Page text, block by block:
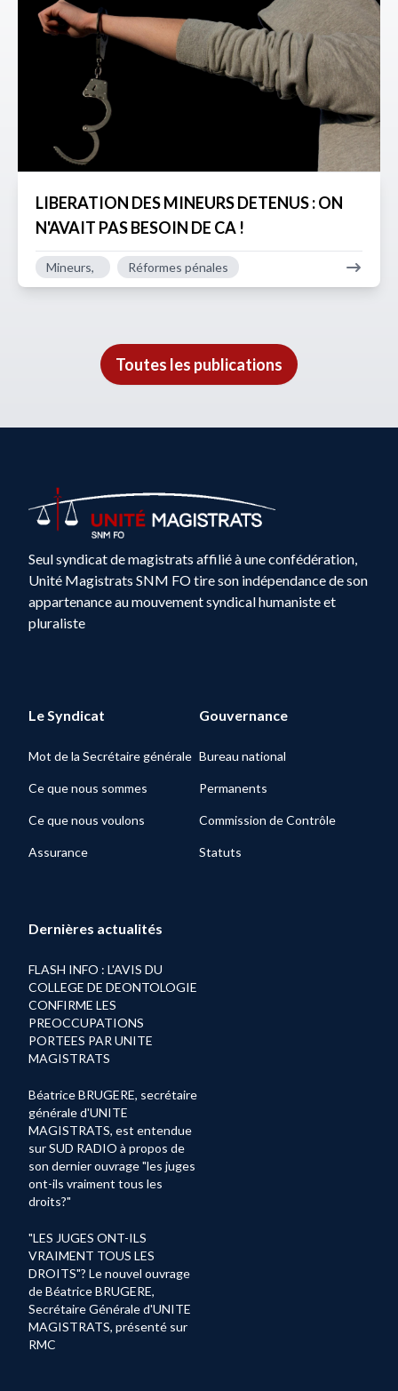
LIBERATION DES MINEURS DETENUS : ON
N'AVAIT PAS BESOIN DE CA !
Mineurs, Réformes pénales
Toutes les publications
Seul syndicat de magistrats affilié à une confédération,
Unité Magistrats SNM FO tire son indépendance de son
appartenance au mouvement syndical humaniste et
pluraliste
Le Syndicat
Mot de la Secrétaire générale
Ce que nous sommes
Ce que nous voulons
Assurance
Gouvernance
Bureau national
Permanents
Commission de Contrôle
Statuts
Dernières actualités
FLASH INFO : L'AVIS DU
COLLEGE DE DEONTOLOGIE
CONFIRME LES
PREOCCUPATIONS
PORTEES PAR UNITE
MAGISTRATS
Béatrice BRUGERE, secrétaire
générale d'UNITE
MAGISTRATS, est entendue
sur SUD RADIO à propos de
son dernier ouvrage "les juges
ont-ils vraiment tous les
droits?"
"LES JUGES ONT-ILS
VRAIMENT TOUS LES
DROITS"? Le nouvel ouvrage
de Béatrice BRUGERE,
Secrétaire Générale d'UNITE
MAGISTRATS, présenté sur
RMC